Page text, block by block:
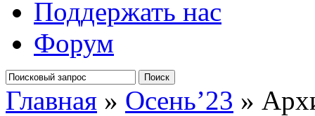
Поддержать нас
Форум
Главная » Осень’23 »